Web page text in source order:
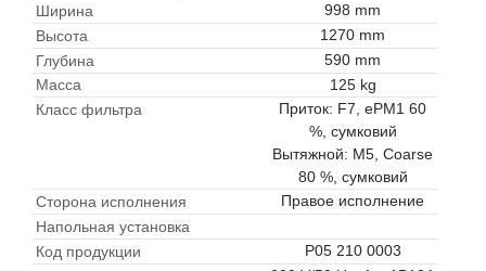
Ширина
998 mm
Высота
1270 mm
Глубина
590 mm
Масса
125 kg
Класс фильтра
Приток: F7, ePM1 60
%, сумковий
Вытяжной: M5, Coarse
80 %, сумковий
Сторона исполнения
Правое исполнение
Напольная установка
Код продукции
P05 210 0003